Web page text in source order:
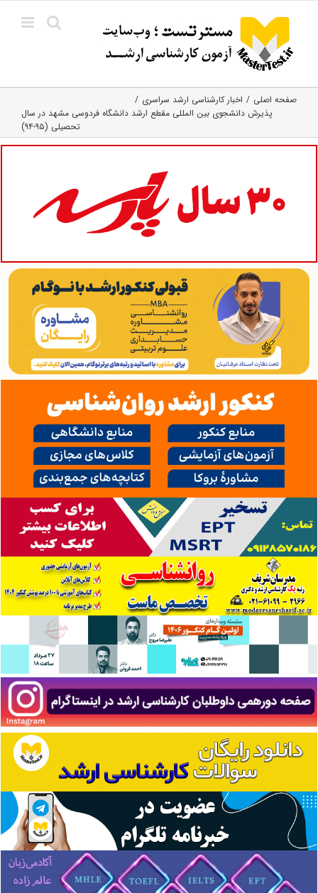
content
صفحه اصلی
اخبار کارشناسی ارشد سراسری
پذیرش دانشجوی بین المللی مقطع ارشد دانشگاه فردوسی مشهد در سال
تحصیلی (۹۵-۹۴)